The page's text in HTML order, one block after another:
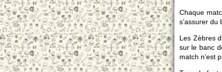
Chaque
s’assurer
Les Zèbres
sur le banc
match n’est